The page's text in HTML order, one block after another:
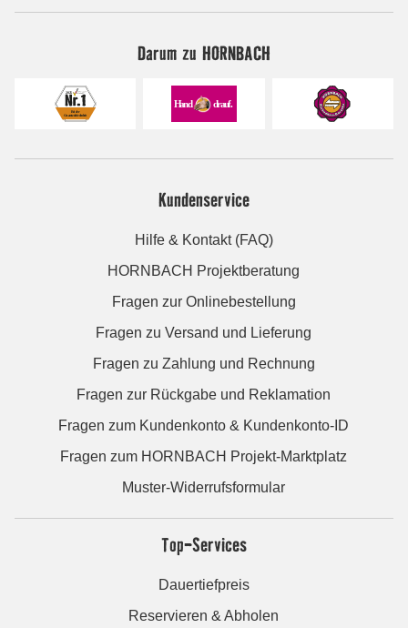
Darum zu HORNBACH
Kundenservice
Hilfe & Kontakt (FAQ)
HORNBACH Projektberatung
Fragen zur Onlinebestellung
Fragen zu Versand und Lieferung
Fragen zu Zahlung und Rechnung
Fragen zur Rückgabe und Reklamation
Fragen zum Kundenkonto & Kundenkonto-ID
Fragen zum HORNBACH Projekt-Marktplatz
Muster-Widerrufsformular
Top-Services
Dauertiefpreis
Reservieren & Abholen